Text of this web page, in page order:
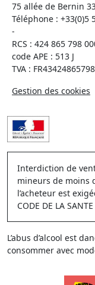
75 allée de Bernin
Téléphone : +33(0)5
-
RCS : 424 865 798
code APE : 513 J
TVA : FR43424865798
Gestion des cookies
Interdiction de
mineurs de moins
l’acheteur est
CODE DE LA
L’abus d’alcool est
consommer avec